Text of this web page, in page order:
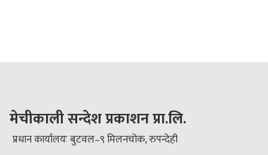
मेचीकाली सन्देश प्रकाशन प्रा.लि.
प्रधान कार्यालयः बुटवल–९ मिलनचोक, रुपन्देही